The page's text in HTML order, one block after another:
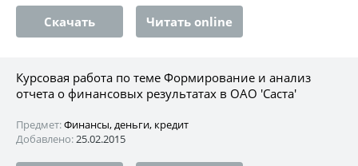
Скачать Читать online
Курсовая работа по теме Формирование и анализ
отчета о финансовых результатах в ОАО 'Саста'
Предмет:Финансы, деньги, кредит
Добавлено:25.02.2015